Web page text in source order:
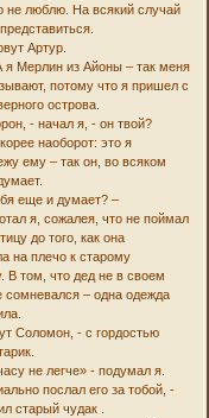
не люблю. На всякий случай
Артур.
я Мерлин из Айоны – так меня
потому что я пришел с
острова.
- начал я, - он твой?
наоборот: это я
ему – так он, во всяком
еще и думает? –
я, сожалея, что не поймал
до того, как она
на плечо к старому
В том, что дед не в своем
сомневался – одна одежда
Соломон, - с гордостью
не легче» - подумал я.
послал его за тобой, -
старый чудак .